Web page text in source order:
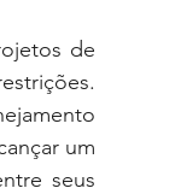
de
um
seus